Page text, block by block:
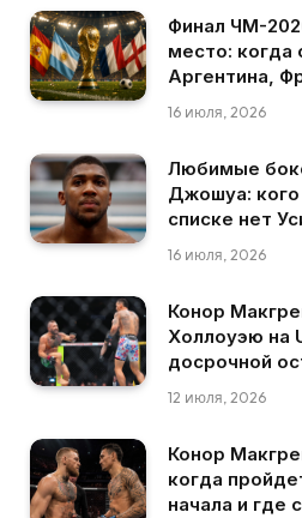
Финал ЧМ-
место: когда
Аргентина,
16 июля, 2026
Любимые
Джошуа: кого
списке нет
16 июля, 2026
Конор
Холлоуэю на
досрочной
12 июля, 2026
Конор
когда
начала и где